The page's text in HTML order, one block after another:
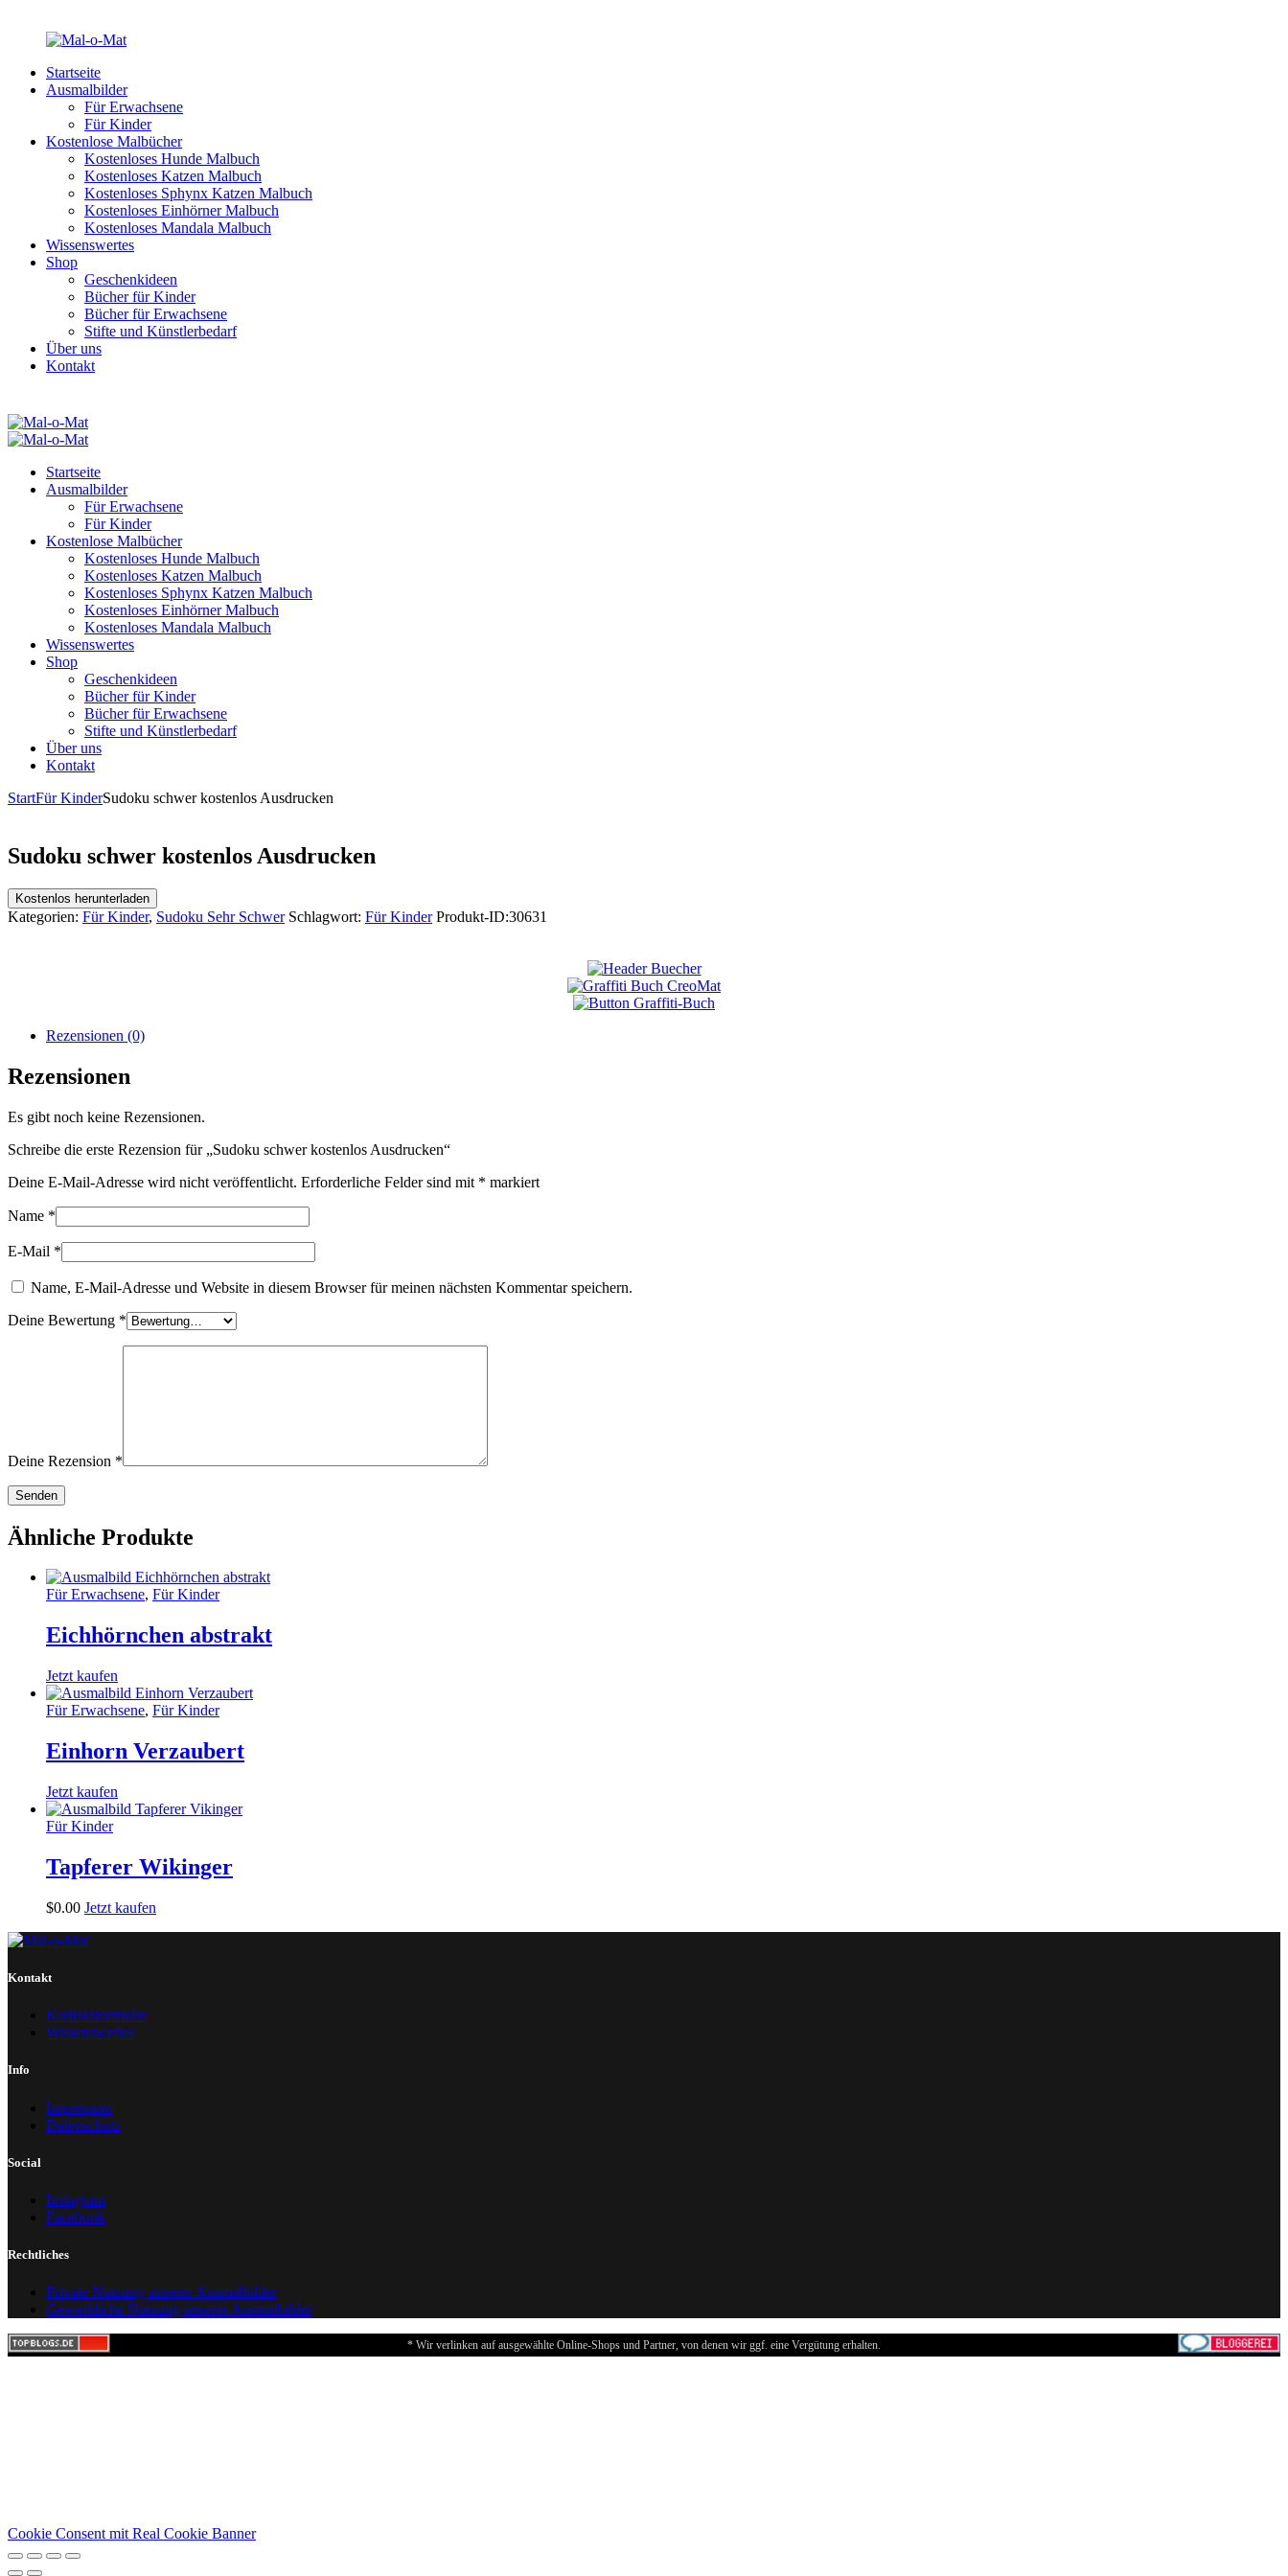
Startseite
Ausmalbilder
Für Erwachsene
Für Kinder
Kostenlose Malbücher
Kostenloses Hunde Malbuch
Kostenloses Katzen Malbuch
Kostenloses Sphynx Katzen Malbuch
Kostenloses Einhörner Malbuch
Kostenloses Mandala Malbuch
Wissenswertes
Shop
Geschenkideen
Bücher für Kinder
Bücher für Erwachsene
Stifte und Künstlerbedarf
Über uns
Kontakt
Startseite
Ausmalbilder
Für Erwachsene
Für Kinder
Kostenlose Malbücher
Kostenloses Hunde Malbuch
Kostenloses Katzen Malbuch
Kostenloses Sphynx Katzen Malbuch
Kostenloses Einhörner Malbuch
Kostenloses Mandala Malbuch
Wissenswertes
Shop
Geschenkideen
Bücher für Kinder
Bücher für Erwachsene
Stifte und Künstlerbedarf
Über uns
Kontakt
StartFür KinderSudoku schwer kostenlos Ausdrucken
Sudoku schwer kostenlos Ausdrucken
Kostenlos herunterladen
Kategorien: Für Kinder, Sudoku Sehr Schwer Schlagwort: Für Kinder Produkt-ID:30631
Rezensionen (0)
Rezensionen
Es gibt noch keine Rezensionen.
Schreibe die erste Rezension für „Sudoku schwer kostenlos Ausdrucken“
Deine E-Mail-Adresse wird nicht veröffentlicht. Erforderliche Felder sind mit * markiert
Name *
E-Mail *
Name, E-Mail-Adresse und Website in diesem Browser für meinen nächsten Kommentar speichern.
Deine Bewertung *
Deine Rezension *
Ähnliche Produkte
Für Erwachsene, Für Kinder
Eichhörnchen abstrakt
Jetzt kaufen
Für Erwachsene, Für Kinder
Einhorn Verzaubert
Jetzt kaufen
Für Kinder
Tapferer Wikinger
$0.00 Jetzt kaufen
Kontakt
Kontaktformular
Wissenswertes
Info
Impressum
Datenschutz
Social
Instagram
Facebook
Rechtliches
Private Nutzung unserer Ausmalbilder
Gewerbliche Nutzung unserer Ausmalbilder
* Wir verlinken auf ausgewählte Online-Shops und Partner, von denen wir ggf. eine Vergütung erhalten.
Cookie Consent mit Real Cookie Banner